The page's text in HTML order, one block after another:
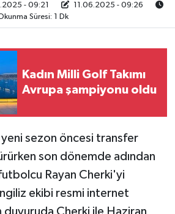
- 09:21
11.06.2025 - 09:26
Süresi: 1 Dk
Kadın Milli Golf Takımı
Avrupa şampiyonu oldu
sezon öncesi transfer
son dönemde adından
Rayan Cherki'yi
ekibi resmi internet